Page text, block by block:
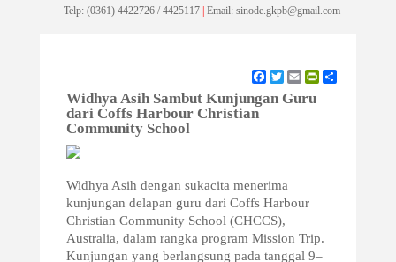
Telp: (0361) 4422726 / 4425117 |Email: sinode.gkpb@gmail.com
Facebook
TwitterEmailPrintFriendly
Widhya Asih Sambut Kunjungan Guru
dari Coffs Harbour Christian
Community School
Widhya Asih dengan sukacita menerima
kunjungan delapan guru dari Coffs Harbour
Christian Community School (CHCCS),
Australia, dalam rangka program Mission Trip.
Kunjungan yang berlangsung pada tanggal 9–